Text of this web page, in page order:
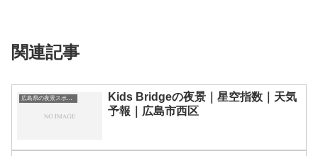
関連記事
広島県の夜景スポット一覧
Kids Bridgeの夜景｜星空指数｜天気
予報｜広島市西区